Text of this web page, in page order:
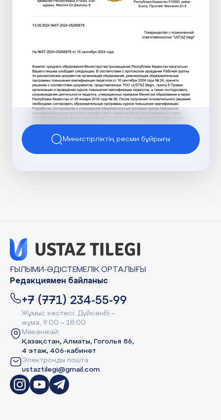
Министірліктің ресми бұйрығы
ҒЫЛЫМИ-ӘДІСТЕМЕЛІК ОРТАЛЫҒЫ
Редакциямен байланыс
+7 (771) 234-55-99
Жұмыс кестесі: Дүйсенбі –
жұма, 9:00 – 18:00
Мекенжай:
Қазақстан, Алматы, Гоголья 86,
4 этаж, 406-кабинет
Электронды пошта
ustaztilegi@gmail.com